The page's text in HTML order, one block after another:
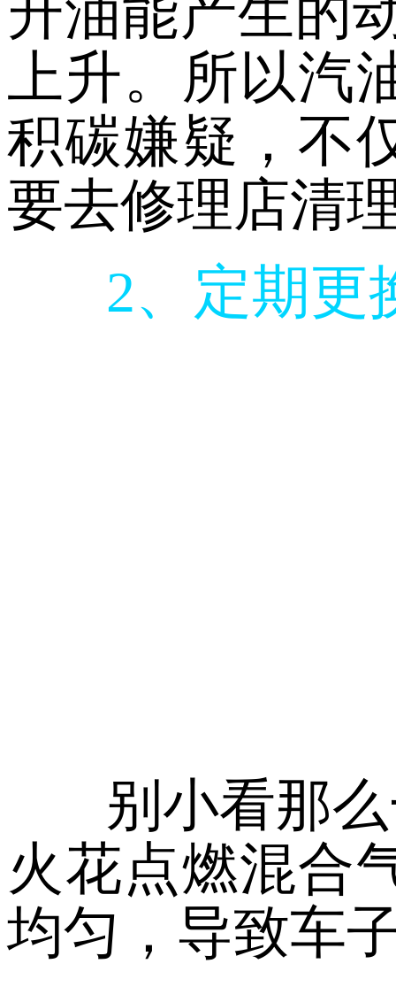
升油能产生的
上升。所以汽
积碳嫌疑，不
要去修理店清
2、定期更
别小看那
火花点燃混合
均匀，导致车